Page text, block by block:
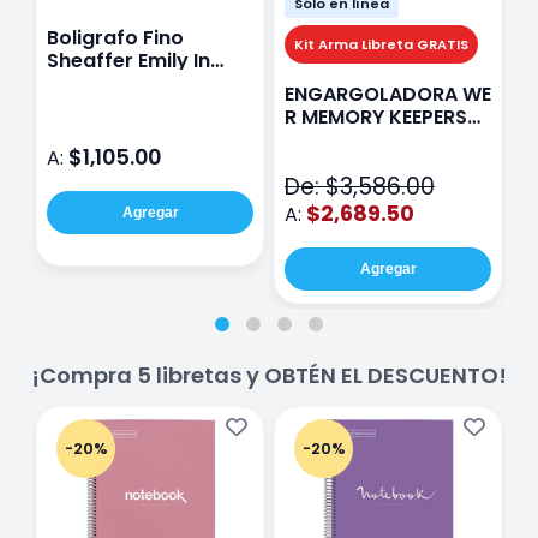
Boligrafo Fino
Sheaffer Emily In
A: $1,105.00
Agregar
Kit Arma Libreta GRATIS
ENGARGOLADORA WE
R MEMORY KEEPERS
De: $3,586.00
A: $2,689.50
Agregar
¡Compra 5 libretas y OBTÉN EL DESCUENTO!
-20% -20%